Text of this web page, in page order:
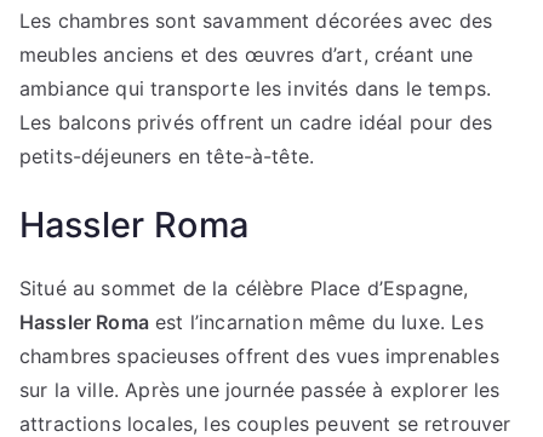
Les chambres sont savamment décorées avec des
meubles anciens et des œuvres d’art, créant une
ambiance qui transporte les invités dans le temps.
Les balcons privés offrent un cadre idéal pour des
petits-déjeuners en tête-à-tête.
Hassler Roma
Situé au sommet de la célèbre Place d’Espagne,
Hassler Romaest l’incarnation même du luxe. Les
chambres spacieuses offrent des vues imprenables
sur la ville. Après une journée passée à explorer les
attractions locales, les couples peuvent se retrouver